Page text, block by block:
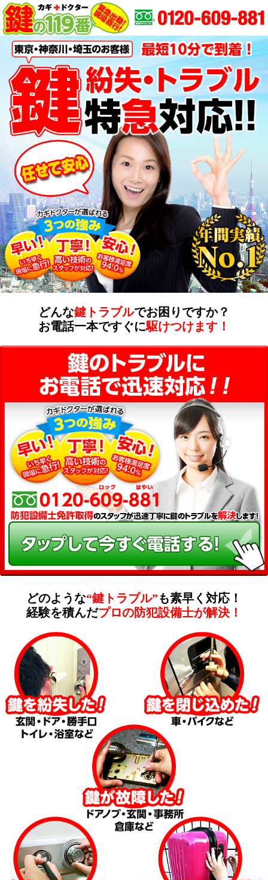
どんな鍵トラブルでお困りですか？
お電話一本ですぐに駆けつけます！
どのような“鍵トラブル”も素早く対応！
経験を積んだプロの防犯設備士が解決！